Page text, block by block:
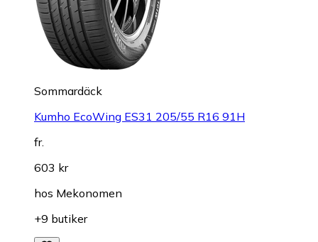
Sommardäck
Kumho EcoWing ES31 205/55 R16 91H
fr.
603 kr
hos Mekonomen
+9 butiker